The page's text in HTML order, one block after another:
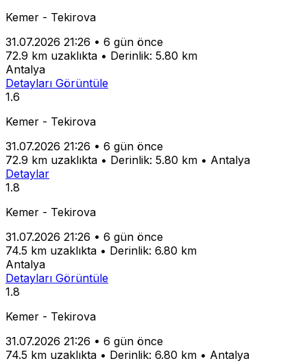
Kemer - Tekirova
31.07.2026 21:26 • 6 gün önce
72.9 km uzaklıkta • Derinlik: 5.80 km
Antalya
Detayları Görüntüle
1.6
Kemer - Tekirova
31.07.2026 21:26 • 6 gün önce
72.9 km uzaklıkta • Derinlik: 5.80 km • Antalya
Detaylar
1.8
Kemer - Tekirova
31.07.2026 21:26 • 6 gün önce
74.5 km uzaklıkta • Derinlik: 6.80 km
Antalya
Detayları Görüntüle
1.8
Kemer - Tekirova
31.07.2026 21:26 • 6 gün önce
74.5 km uzaklıkta • Derinlik: 6.80 km • Antalya